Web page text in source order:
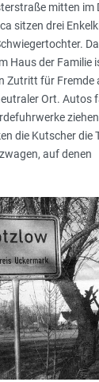
mit­­ten im
sitzen drei
Haus der
Zutritt für Fremde
Ort. Autos
die Kutscher die
auf denen